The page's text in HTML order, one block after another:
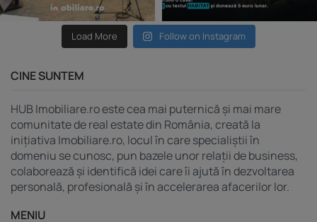
Load More Follow on Instagram
CINE SUNTEM
HUB Imobiliare.ro este cea mai puternică și mai mare
comunitate de real estate din România, creată la
inițiativa Imobiliare.ro, locul în care specialiștii în
domeniu se cunosc, pun bazele unor relații de business,
colaborează și identifică idei care îi ajută în dezvoltarea
personală, profesională și în accelerarea afacerilor lor.
MENIU